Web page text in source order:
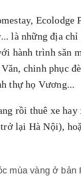
Ecolodge
là những địa
hành trình săn
chinh phục
thự họ Vương...
rồi thuê xe
lại Hà Nội),
mùa vàng ở bản